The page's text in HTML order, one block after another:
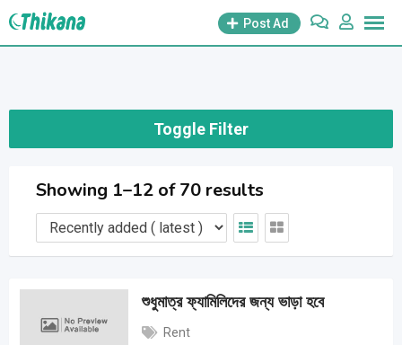
Skip
Post Ad
Toggle Filter
Showing 1–12 of 70 results
শুধুমাত্র ফ্যামিলিদের জন্য ভাড়া হবে
Rent